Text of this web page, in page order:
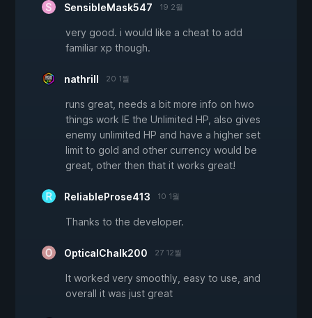
SensibleMask547 19 2월
very good. i would like a cheat to add
familiar xp though.
nathrill 20 1월
runs great, needs a bit more info on hwo
things work IE the Unlimited HP, also gives
enemy unlimited HP and have a higher set
limit to gold and other currency would be
great, other then that it works great!
ReliableProse413 10 1월
Thanks to the developer.
OpticalChalk200 27 12월
It worked very smoothly, easy to use, and
overall it was just great